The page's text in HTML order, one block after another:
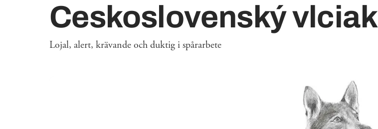
Ceskoslovenský vlciak
Lojal, alert, krävande och duktig i spårarbete